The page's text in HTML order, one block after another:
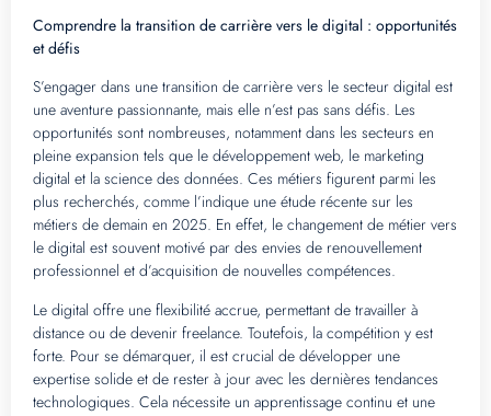
Comprendre la transition de carrière vers le digital : opportunités
et défis
S’engager dans une transition de carrière vers le secteur digital est
une aventure passionnante, mais elle n’est pas sans défis. Les
opportunités sont nombreuses, notamment dans les secteurs en
pleine expansion tels que le développement web, le marketing
digital et la science des données. Ces métiers figurent parmi les
plus recherchés, comme l’indique une étude récente sur les
métiers de demain en 2025. En effet, le changement de métier vers
le digital est souvent motivé par des envies de renouvellement
professionnel et d’acquisition de nouvelles compétences.
Le digital offre une flexibilité accrue, permettant de travailler à
distance ou de devenir freelance. Toutefois, la compétition y est
forte. Pour se démarquer, il est crucial de développer une
expertise solide et de rester à jour avec les dernières tendances
technologiques. Cela nécessite un apprentissage continu et une